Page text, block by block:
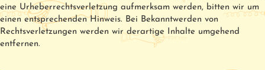
eine Urheberrechtsverletzung aufmerksam werden, bitten wir um
einen entsprechenden Hinweis. Bei Bekanntwerden von
Rechtsverletzungen werden wir derartige Inhalte umgehend
entfernen.